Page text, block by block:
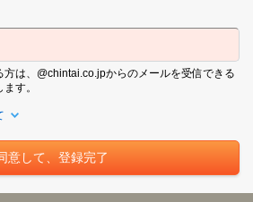
は、@chintai.co.jpからのメールを受信できる
す。